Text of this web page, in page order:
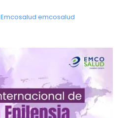
Emcosalud emcosalud